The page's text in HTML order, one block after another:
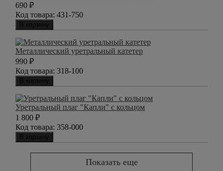
690 ₽
Код товара: 431-750
В корзину
Металлический уретральный катетер
990 ₽
Код товара: 318-100
В корзину
Уретральный плаг "Капли" с кольцом
1 800 ₽
Код товара: 358-000
В корзину
Показать еще